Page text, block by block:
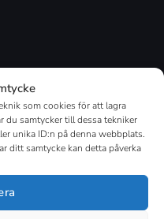
som cookies för att lagra
du samtycker till dessa tekniker
unika ID:n på denna webbplats.
ditt samtycke kan detta påverka